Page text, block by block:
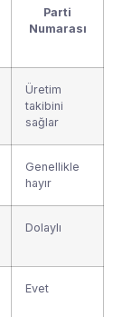
Parti
Numarası
Üretim
takibini
sağlar
Genellikle
hayır
Dolaylı
Evet